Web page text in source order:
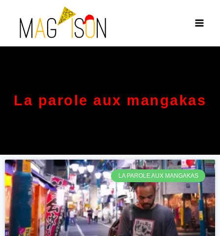
La parole aux mangakas
LA PAROLE AUX MANGAKAS